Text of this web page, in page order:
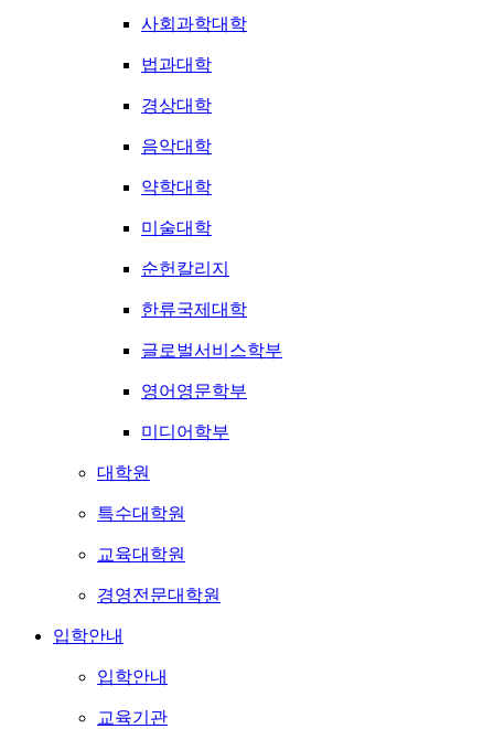
사회과학대학
법과대학
경상대학
음악대학
약학대학
미술대학
순헌칼리지
한류국제대학
글로벌서비스학부
영어영문학부
미디어학부
대학원
특수대학원
교육대학원
경영전문대학원
입학안내
입학안내
교육기관